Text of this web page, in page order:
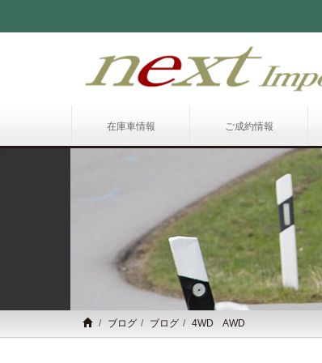
在庫車情報 ご成約情報
ブログ ブログ 4WD AWD